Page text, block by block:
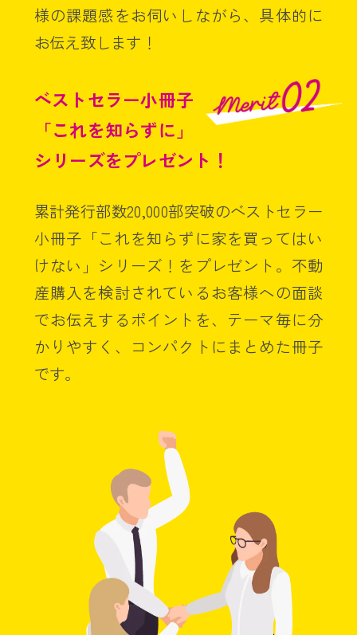
様の課題感をお伺いしながら、具体的に
お伝え致します！
ベストセラー小冊子
「これを知らずに」
シリーズをプレゼント！
累計発行部数20,000部突破のベストセラー
小冊子「これを知らずに家を買ってはい
けない」シリーズ！をプレゼント。不動
産購入を検討されているお客様への面談
でお伝えするポイントを、テーマ毎に分
かりやすく、コンパクトにまとめた冊子
です。